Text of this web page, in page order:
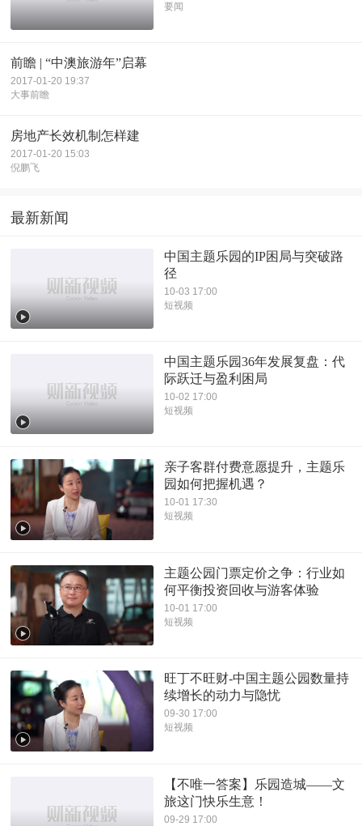
要闻
前瞻 | “中澳旅游年”启幕
2017-01-20 19:37
大事前瞻
房地产长效机制怎样建
2017-01-20 15:03
倪鹏飞
最新新闻
中国主题乐园的IP困局与突破路
径
10-03 17:00
短视频
中国主题乐园36年发展复盘：代
际跃迁与盈利困局
10-02 17:00
短视频
亲子客群付费意愿提升，主题乐
园如何把握机遇？
10-01 17:30
短视频
主题公园门票定价之争：行业如
何平衡投资回收与游客体验
10-01 17:00
短视频
旺丁不旺财-中国主题公园数量持
续增长的动力与隐忧
09-30 17:00
短视频
【不唯一答案】乐园造城——文
旅这门快乐生意！
09-29 17:00